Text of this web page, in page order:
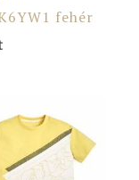
fehér